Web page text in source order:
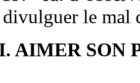
le mal
AIMER SON